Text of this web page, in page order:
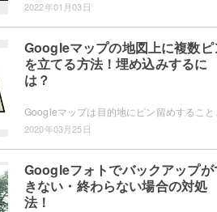
2022年01月03日
Googleマップの地図上に複数ピ
を立てる方法！埋め込みするに
は？
2020年03月25日
Googleフォトでバックアップが
きない・終わらない場合の対処
法！